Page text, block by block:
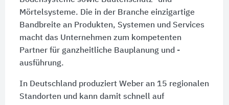
Mörtelsysteme. Die in der Branche einzigartige
Bandbreite an Produkten, Systemen und Services
macht das Unternehmen zum kompetenten
Partner für ganzheitliche Bauplanung und -
ausführung.
In Deutschland produziert Weber an 15 regionalen
Standorten und kann damit schnell auf